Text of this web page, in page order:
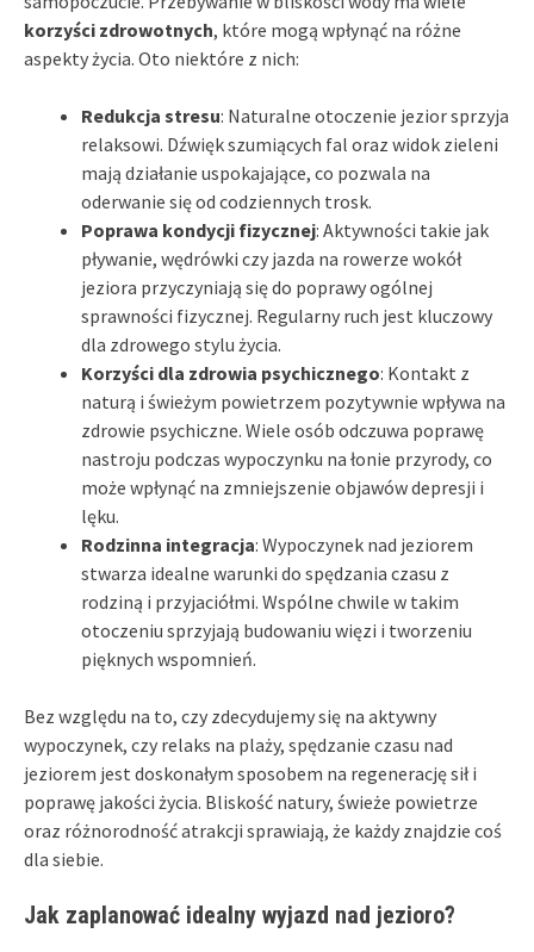
korzyści zdrowotnych, które mogą wpłynąć na różne
aspekty życia. Oto niektóre z nich:
Redukcja stresu: Naturalne otoczenie jezior sprzyja
relaksowi. Dźwięk szumiących fal oraz widok zieleni
mają działanie uspokajające, co pozwala na
oderwanie się od codziennych trosk.
Poprawa kondycji fizycznej: Aktywności takie jak
pływanie, wędrówki czy jazda na rowerze wokół
jeziora przyczyniają się do poprawy ogólnej
sprawności fizycznej. Regularny ruch jest kluczowy
dla zdrowego stylu życia.
Korzyści dla zdrowia psychicznego: Kontakt z
naturą i świeżym powietrzem pozytywnie wpływa na
zdrowie psychiczne. Wiele osób odczuwa poprawę
nastroju podczas wypoczynku na łonie przyrody, co
może wpłynąć na zmniejszenie objawów depresji i
lęku.
Rodzinna integracja: Wypoczynek nad jeziorem
stwarza idealne warunki do spędzania czasu z
rodziną i przyjaciółmi. Wspólne chwile w takim
otoczeniu sprzyjają budowaniu więzi i tworzeniu
pięknych wspomnień.
Bez względu na to, czy zdecydujemy się na aktywny
wypoczynek, czy relaks na plaży, spędzanie czasu nad
jeziorem jest doskonałym sposobem na regenerację sił i
poprawę jakości życia. Bliskość natury, świeże powietrze
oraz różnorodność atrakcji sprawiają, że każdy znajdzie coś
dla siebie.
Jak zaplanować idealny wyjazd nad jezioro?